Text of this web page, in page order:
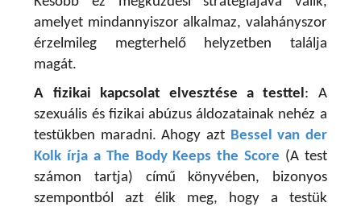
amelyet mindannyiszor alkalmaz, valahányszor
érzelmileg megterhelő helyzetben találja
magát.
A fizikai kapcsolat elvesztése a testtel: A
szexuális és fizikai abúzus áldozatainak nehéz a
testükben maradni. Ahogy azt Bessel van der
Kolk írja a The Body Keeps the Score (A test
számon tartja) című könyvében, bizonyos
szempontból azt élik meg, hogy a testük